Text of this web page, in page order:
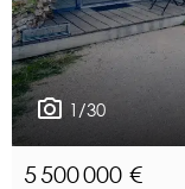
1/30
5 500 000 €